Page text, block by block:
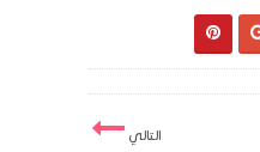
التالي